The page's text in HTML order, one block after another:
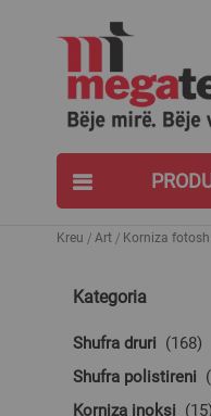
Kreu Art Korniza
Kategoria
Shufra druri 168
Shufra polistireni
Korniza inoksi
15